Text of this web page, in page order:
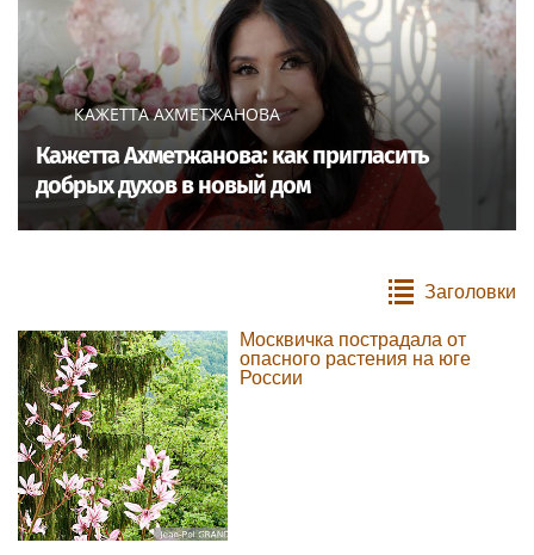
КАЖЕТТА АХМЕТЖАНОВА
Кажетта Ахметжанова: как пригласить
добрых духов в новый дом
Заголовки
Москвичка пострадала от
опасного растения на юге
России